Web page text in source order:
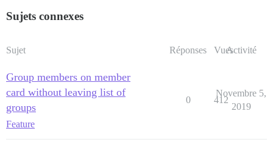
Sujets connexes
Sujet Réponses VuesActivité
Group members on member
card without leaving list of
groups
Feature
0 412
Novembre 5,
2019